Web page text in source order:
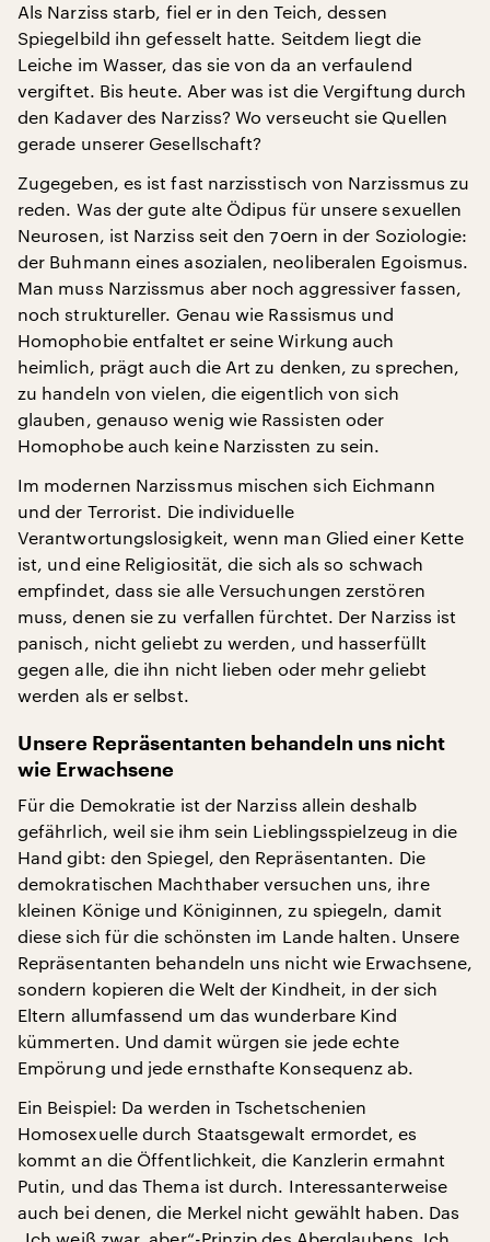
Als Narziss starb, fiel er in den Teich, dessen
Spiegelbild ihn gefesselt hatte. Seitdem liegt die
Leiche im Wasser, das sie von da an verfaulend
vergiftet. Bis heute. Aber was ist die Vergiftung durch
den Kadaver des Narziss? Wo verseucht sie Quellen
gerade unserer Gesellschaft?
Zugegeben, es ist fast narzisstisch von Narzissmus zu
reden. Was der gute alte Ödipus für unsere sexuellen
Neurosen, ist Narziss seit den 70ern in der Soziologie:
der Buhmann eines asozialen, neoliberalen Egoismus.
Man muss Narzissmus aber noch aggressiver fassen,
noch struktureller. Genau wie Rassismus und
Homophobie entfaltet er seine Wirkung auch
heimlich, prägt auch die Art zu denken, zu sprechen,
zu handeln von vielen, die eigentlich von sich
glauben, genauso wenig wie Rassisten oder
Homophobe auch keine Narzissten zu sein.
Im modernen Narzissmus mischen sich Eichmann
und der Terrorist. Die individuelle
Verantwortungslosigkeit, wenn man Glied einer Kette
ist, und eine Religiosität, die sich als so schwach
empfindet, dass sie alle Versuchungen zerstören
muss, denen sie zu verfallen fürchtet. Der Narziss ist
panisch, nicht geliebt zu werden, und hasserfüllt
gegen alle, die ihn nicht lieben oder mehr geliebt
werden als er selbst.
Unsere Repräsentanten behandeln uns nicht
wie Erwachsene
Für die Demokratie ist der Narziss allein deshalb
gefährlich, weil sie ihm sein Lieblingsspielzeug in die
Hand gibt: den Spiegel, den Repräsentanten. Die
demokratischen Machthaber versuchen uns, ihre
kleinen Könige und Königinnen, zu spiegeln, damit
diese sich für die schönsten im Lande halten. Unsere
Repräsentanten behandeln uns nicht wie Erwachsene,
sondern kopieren die Welt der Kindheit, in der sich
Eltern allumfassend um das wunderbare Kind
kümmerten. Und damit würgen sie jede echte
Empörung und jede ernsthafte Konsequenz ab.
Ein Beispiel: Da werden in Tschetschenien
Homosexuelle durch Staatsgewalt ermordet, es
kommt an die Öffentlichkeit, die Kanzlerin ermahnt
Putin, und das Thema ist durch. Interessanterweise
auch bei denen, die Merkel nicht gewählt haben. Das